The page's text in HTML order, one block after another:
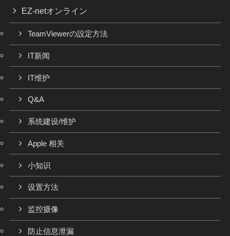
EZ-netオンライン
TeamViewerの設定方法
IT新闻
IT维护
Q&A
系统建设/维护
Apple 相关
小知识
设置方法
监控摄像
防止信息泄漏